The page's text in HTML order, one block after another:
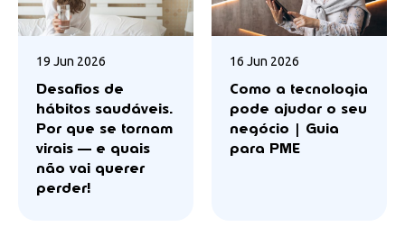
19 Jun 2026
Desafios de
hábitos saudáveis.
Por que se tornam
virais — e quais
não vai querer
perder!
16 Jun 2026
Como a tecnologia
pode ajudar o seu
negócio | Guia
para PME